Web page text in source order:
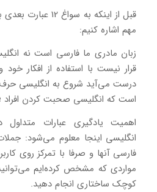
قبل از اینکه به
مهم اشاره کنیم:
زبان مادری ما فارسی است نه
قرار نیست با استفاده از افکار
درست می‌آید شروع به انگلیسی حرف
است که انگلیسی صحبت کردن افراد Native را “تقلید” کنیم.
اهمیت یادگیری عبارات متداول
انگلیسی اینجا معلوم می‌شود:
فارسی آنها و صرفا با تمرکز روی
مواردی که مشخص کرده‌ایم
کوچک ساختاری انجام دهید.